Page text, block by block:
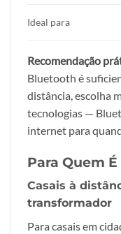
Ideal para
Recomendação
Bluetooth é
distância, escolha
tecnologias —
internet para
Para Quem
Casais à
transformador
Para casais em